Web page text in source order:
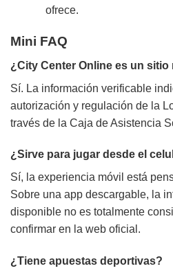
ofrece.
Mini FAQ
¿City Center Online es un sitio
Sí. La información verificable
autorización y regulación de la
través de la Caja de Asistencia
¿Sirve para jugar desde el
Sí, la experiencia móvil está
Sobre una app descargable, la
disponible no es totalmente
confirmar en la web oficial.
¿Tiene apuestas deportivas?